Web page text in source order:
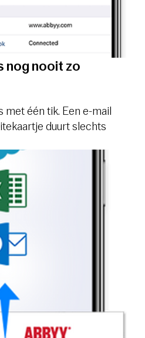
nog nooit zo
één tik. Een e-mail
duurt slechts